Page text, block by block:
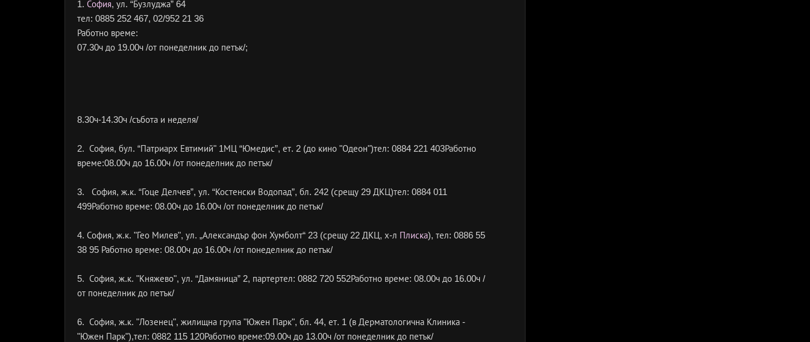
1. София, ул. “Бузлуджа” 64
тел: 0885 252 467, 02/952 21 36
Работно време:
07.30ч до 19.00ч /от понеделник до петък/;
8.30ч-14.30ч /събота и неделя/
2. София, бул. “Патриарх Евтимий" 1МЦ “Юмедис”, ет. 2 (до кино "Одеон")тел: 0884 221 403Работно
време:08.00ч до 16.00ч /от понеделник до петък/
3. София, ж.к. “Гоце Делчев”, ул. “Костенски Водопад”, бл. 242 (срещу 29 ДКЦ)тел: 0884 011
499Работно време: 08.00ч до 16.00ч /от понеделник до петък/
4. София, ж.к. "Гео Милев", ул. „Александър фон Хумболт“ 23 (срещу 22 ДКЦ, х-л Плиска), тел: 0886 55
38 95 Работно време: 08.00ч до 16.00ч /от понеделник до петък/
5. София, ж.к. "Княжево", ул. “Дамяница” 2, партертел: 0882 720 552Работно време: 08.00ч до 16.00ч /
от понеделник до петък/
6. София, ж.к. "Лозенец", жилищна група "Южен Парк", бл. 44, ет. 1 (в Дерматологична Клиника -
"Южен Парк"),тел: 0882 115 120Работно време:09.00ч до 13.00ч /от понеделник до петък/